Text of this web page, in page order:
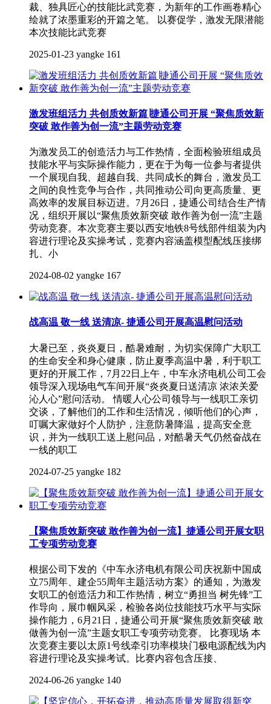
裁、独具匠心的技能比武竞赛，为新年的工作画卷精心
绘就了浓墨重彩的开篇之笔。 以赛促学，激发无限潜能
本次技能比武竞赛
2025-01-23 yangke 161
激发班组活力 共创质效新篇∣捷通公司开展 “聚焦质效新
突破 敢作善为创一流”主题劳动竞赛
为激发员工的创造活力与工作热情，全面检验班组成员
技能水平与实际操作能力，更在于为每一位参与者提供
一个展现自我、超越自我、共同成长的舞台，激发员工
之间的良性竞争与合作，共同推动公司向更高质量、更
高效率的发展目标迈进。7月26日，捷通公司结合生产情
况，组织开展以“聚焦质效新突破 敢作善为创一流”主题
劳动竞赛。本次竞赛主要以西安地铁8号线部件组装为内
容进行理论及实操考试，竞赛内容涵盖模型配线压接绑
扎、小
2024-08-02 yangke 167
战高温 敬一线 送清凉- 捷通公司开展高温慰问活动
大暑已至，炎炎夏日，酷暑难耐，为切实保障广大职工
的生命安全和身心健康，防止夏季高温中暑，利于职工
更好的开展工作，7月22日上午，中车永济电机公司工会
领导深入现场电气车间开展“炎炎夏日送清凉 浓浓关爱
沁人心”慰问活动。 情暖人心公司领导与一线职工亲切
交谈，了解他们的工作和生活情况，倾听他们的心声，
叮嘱大家做好个人防护，注意防暑降温，提高安全意
识，并为一线职工送上慰问品，对酷暑天气仍然奋战在
一线的职工
2024-07-25 yangke 182
【聚焦质效新突破 敢作善为创一流】捷通公司开展女职
工专项劳动竞赛
根据公司下发的《中车永济电机有限公司庆祝新中国成
立75周年、建企55周年主题活动方案》的通知，为激发
女职工的创造活力和工作热情，树立“勇担当 树先锋”工
作导向，展巾帼风采，检验各岗位技能技巧水平与实际
操作能力，6月21日，捷通公司开展“聚焦质效新突破 敢
做善为创一流”主题女职工专项劳动竞赛。 比赛现场 本
次竞赛主要以太原1号线牵引功率模块门极电源配线为内
容进行理论及实操考试。比赛内容包含压接、
2024-06-26 yangke 140